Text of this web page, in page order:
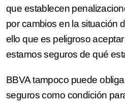
que establecen
por cambios en la situación
ello que es peligroso
estamos seguros de qué
BBVA tampoco puede
seguros como condición